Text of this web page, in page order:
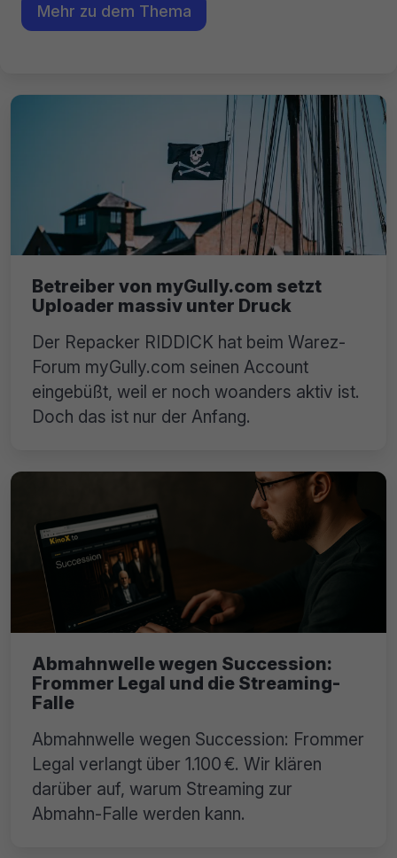
Mehr zu dem Thema
Betreiber von myGully.com setzt
Uploader massiv unter Druck
Der Repacker RIDDICK hat beim Warez-
Forum myGully.com seinen Account
eingebüßt, weil er noch woanders aktiv ist.
Doch das ist nur der Anfang.
Abmahnwelle wegen Succession:
Frommer Legal und die Streaming-
Falle
Abmahnwelle wegen Succession: Frommer
Legal verlangt über 1.100 €. Wir klären
darüber auf, warum Streaming zur
Abmahn-Falle werden kann.